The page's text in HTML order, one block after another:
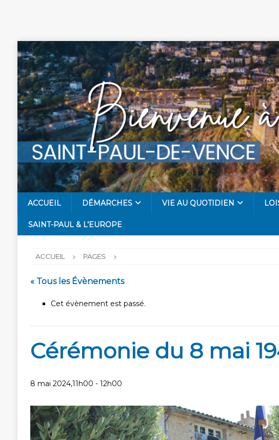
ACCUEIL DÉMARCHES VIE AU QUOTIDIEN
SAINT-PAUL & L’EUROPE
ACCUEIL PAGES
« Tous les Évènements
Cet évènement est passé.
Cérémonie du 8 mai
8 mai 2024,11h00 - 12h00